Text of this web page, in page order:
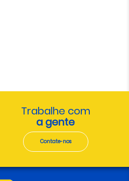
Trabalhe com
a gente
Contate-nos